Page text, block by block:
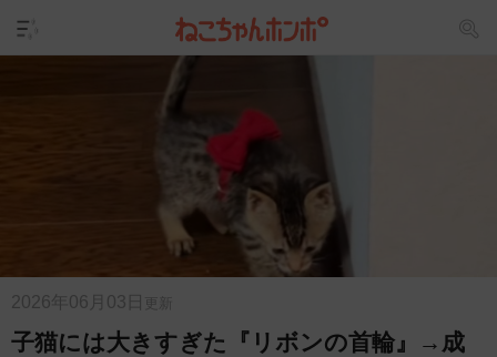
2026年06月03日 更新
子猫には大きすぎた『リボンの首輪』→成